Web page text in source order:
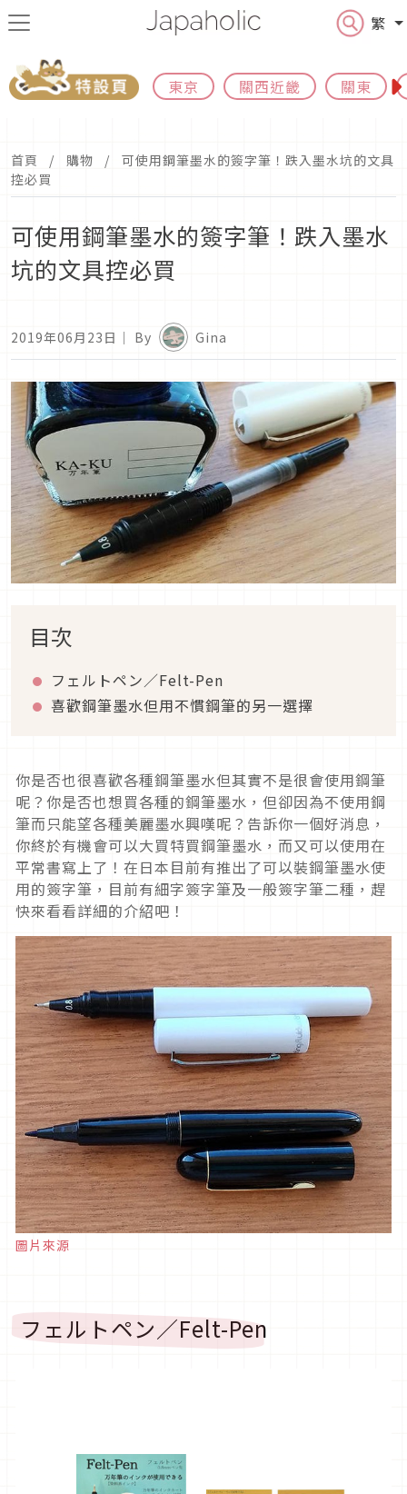
繁
東京 關西近畿 關東
首頁 購物
可使用鋼筆墨水的簽字筆！跌入墨水坑的文具
控必買
可使用鋼筆墨水的簽字筆！跌入墨水
坑的文具控必買
2019年06月23日 ｜ By Gina
目次
フェルトペン／Felt-Pen
喜歡鋼筆墨水但用不慣鋼筆的另一選擇
你是否也很喜歡各種鋼筆墨水但其實不是很會使用鋼筆
呢？你是否也想買各種的鋼筆墨水，但卻因為不使用鋼
筆而只能望各種美麗墨水興嘆呢？告訴你一個好消息，
你終於有機會可以大買特買鋼筆墨水，而又可以使用在
平常書寫上了！在日本目前有推出了可以裝鋼筆墨水使
用的簽字筆，目前有細字簽字筆及一般簽字筆二種，趕
快來看看詳細的介紹吧！
圖片來源
フェルトペン／Felt-Pen